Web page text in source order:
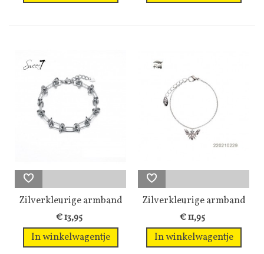
Zilverkleurige armband
met...
€ 13,95
In winkelwagentje
Zilverkleurige armband
met een...
€ 11,95
In winkelwagentje